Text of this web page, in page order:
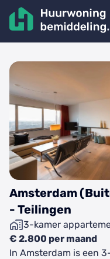
Amsterdam
- Teilingen
3-kamer
€ 2.800 per maand
In Amsterdam is een